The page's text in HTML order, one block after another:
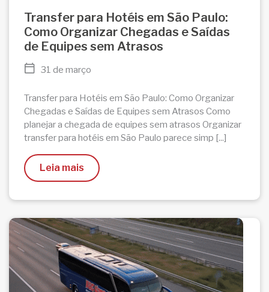
Transfer para Hotéis em São Paulo:
Como Organizar Chegadas e Saídas
de Equipes sem Atrasos
31 de março
Transfer para Hotéis em São Paulo: Como Organizar
Chegadas e Saídas de Equipes sem Atrasos Como
planejar a chegada de equipes sem atrasos Organizar
transfer para hotéis em São Paulo parece simp [...]
Leia mais